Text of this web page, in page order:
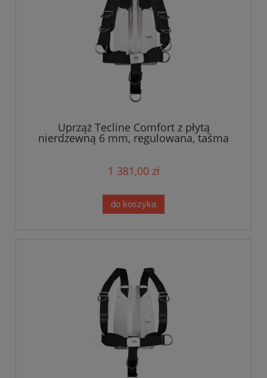
Uprząż Tecline Comfort z płytą
nierdzewną 6 mm, regulowana, taśma
standard - waga 5,1 kg
1 381,00 zł
do koszyka